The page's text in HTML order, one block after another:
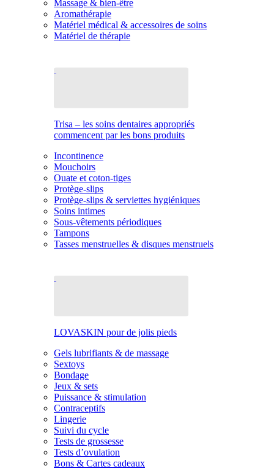
Massage & bien-être
Aromathérapie
Matériel médical & accessoires de soins
Matériel de thérapie
Trisa – les soins dentaires appropriés
commencent par les bons produits
Incontinence
Mouchoirs
Ouate et coton-tiges
Protège-slips
Protège-slips & serviettes hygiéniques
Soins intimes
Sous-vêtements périodiques
Tampons
Tasses menstruelles & disques menstruels
LOVASKIN pour de jolis pieds
Gels lubrifiants & de massage
Sextoys
Bondage
Jeux & sets
Puissance & stimulation
Contraceptifs
Lingerie
Suivi du cycle
Tests de grossesse
Tests d’ovulation
Bons & Cartes cadeaux